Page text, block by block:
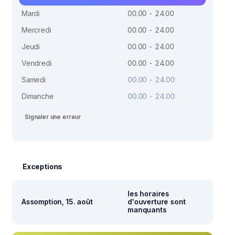
Mardi
00.00 - 24.00
Mercredi
00.00 - 24.00
Jeudi
00.00 - 24.00
Vendredi
00.00 - 24.00
Samedi
00.00 - 24.00
Dimanche
00.00 - 24.00
Signaler une erreur
Exceptions
Assomption, 15. août
les horaires
d'ouverture sont
manquants